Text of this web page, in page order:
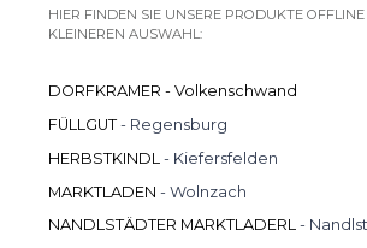
HIER FINDEN SIE UNSERE PRODUKTE OFFLINE
KLEINEREN AUSWAHL:
DORFKRAMER - Volkenschwand
FÜLLGUT- Regensburg
HERBSTKINDL - Kiefersfelden
MARKTLADEN - Wolnzach
NANDLSTÄDTER MARKTLADERL -
Niedrige Sättigung